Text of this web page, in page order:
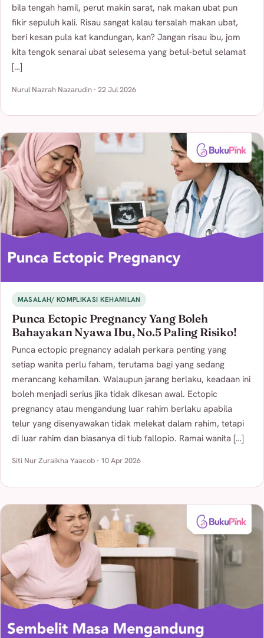
bila tengah hamil, perut makin sarat, nak makan ubat pun
fikir sepuluh kali. Risau sangat kalau tersalah makan ubat,
beri kesan pula kat kandungan, kan? Jangan risau ibu, jom
kita tengok senarai ubat selesema yang betul-betul selamat
[…]
Nurul Nazrah Nazarudin · 22 Jul 2026
MASALAH/ KOMPLIKASI KEHAMILAN
Punca Ectopic Pregnancy Yang Boleh
Bahayakan Nyawa Ibu, No.5 Paling Risiko!
Punca ectopic pregnancy adalah perkara penting yang
setiap wanita perlu faham, terutama bagi yang sedang
merancang kehamilan. Walaupun jarang berlaku, keadaan ini
boleh menjadi serius jika tidak dikesan awal. Ectopic
pregnancy atau mengandung luar rahim berlaku apabila
telur yang disenyawakan tidak melekat dalam rahim, tetapi
di luar rahim dan biasanya di tiub fallopio. Ramai wanita […]
Siti Nur Zuraikha Yaacob · 10 Apr 2026